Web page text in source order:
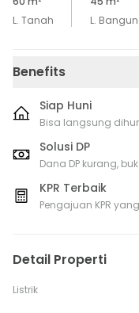
L. Tanah
L.
Benefits
Siap Huni
Bisa langsung
Solusi DP
Dana DP kurang,
KPR Terbaik
Pengajuan KPR
Detail Properti
Listrik